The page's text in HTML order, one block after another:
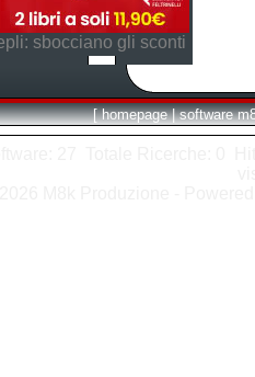
sbocciano gli sconti
[ homepage | software